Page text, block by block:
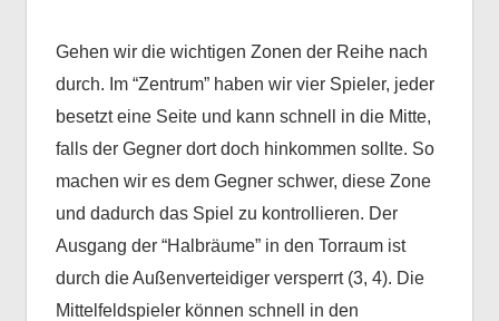
Gehen wir die wichtigen Zonen der Reihe nach
durch. Im “Zentrum” haben wir vier Spieler, jeder
besetzt eine Seite und kann schnell in die Mitte,
falls der Gegner dort doch hinkommen sollte. So
machen wir es dem Gegner schwer, diese Zone
und dadurch das Spiel zu kontrollieren. Der
Ausgang der “Halbräume” in den Torraum ist
durch die Außenverteidiger versperrt (3, 4). Die
Mittelfeldspieler können schnell in den